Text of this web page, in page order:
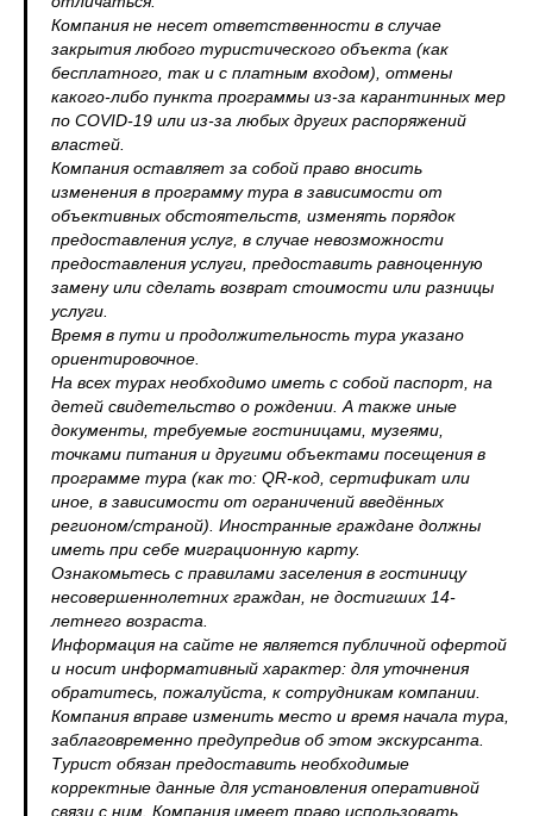
Компания не несет ответственности в случае
закрытия любого туристического объекта (как
бесплатного, так и с платным входом), отмены
какого-либо пункта программы из-за карантинных мер
по COVID-19 или из-за любых других распоряжений
властей.
Компания оставляет за собой право вносить
изменения в программу тура в зависимости от
объективных обстоятельств, изменять порядок
предоставления услуг, в случае невозможности
предоставления услуги, предоставить равноценную
замену или сделать возврат стоимости или разницы
услуги.
Время в пути и продолжительность тура указано
ориентировочное.
На всех турах необходимо иметь с собой паспорт, на
детей свидетельство о рождении. А также иные
документы, требуемые гостиницами, музеями,
точками питания и другими объектами посещения в
программе тура (как то: QR-код, сертификат или
иное, в зависимости от ограничений введённых
регионом/страной). Иностранные граждане должны
иметь при себе миграционную карту.
Ознакомьтесь с правилами заселения в гостиницу
несовершеннолетних граждан, не достигших 14-
летнего возраста.
Информация на сайте не является публичной офертой
и носит информативный характер: для уточнения
обратитесь, пожалуйста, к сотрудникам компании.
Компания вправе изменить место и время начала тура,
заблаговременно предупредив об этом экскурсанта.
Турист обязан предоставить необходимые
корректные данные для установления оперативной
связи с ним. Компания имеет право использовать